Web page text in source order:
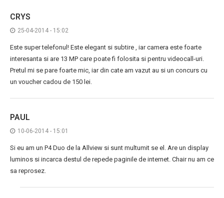
CRYS
25-04-2014 - 15:02
Este super telefonul! Este elegant si subtire , iar camera este foarte
interesanta si are 13 MP care poate fi folosita si pentru videocall-uri.
Pretul mi se pare foarte mic, iar din cate am vazut au si un concurs cu
un voucher cadou de 150 lei.
PAUL
10-06-2014 - 15:01
Si eu am un P4 Duo de la Allview si sunt multumit se el. Are un display
luminos si incarca destul de repede paginile de internet. Chair nu am ce
sa reprosez.